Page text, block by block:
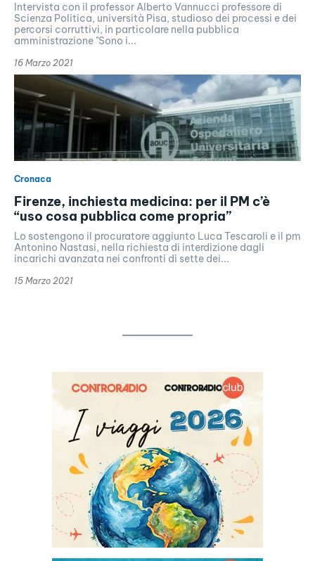
Intervista con il professor Alberto Vannucci professore di
Scienza Politica, università Pisa, studioso dei processi e dei
percorsi corruttivi, in particolare nella pubblica
amministrazione "Sono i...
16 Marzo 2021
Cronaca
Firenze, inchiesta medicina: per il PM c’è
“uso cosa pubblica come propria”
Lo sostengono il procuratore aggiunto Luca Tescaroli e il pm
Antonino Nastasi, nella richiesta di interdizione dagli
incarichi avanzata nei confronti di sette dei...
15 Marzo 2021